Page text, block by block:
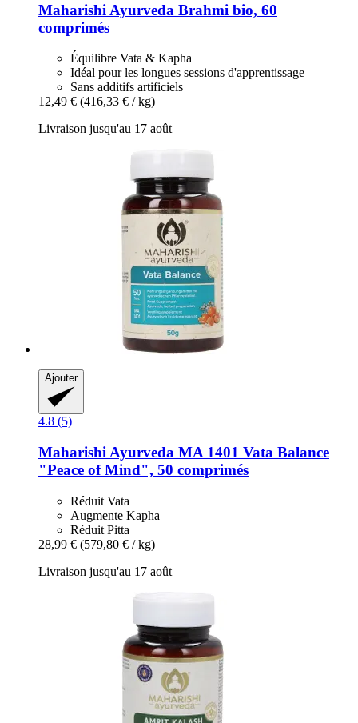
Maharishi Ayurveda Brahmi bio, 60
comprimés
Équilibre Vata & Kapha
Idéal pour les longues sessions d'apprentissage
Sans additifs artificiels
12,49 € (416,33 € / kg)
Livraison jusqu'au 17 août
Ajouter
4.8 (5)
Maharishi Ayurveda MA 1401 Vata Balance
"Peace of Mind", 50 comprimés
Réduit Vata
Augmente Kapha
Réduit Pitta
28,99 € (579,80 € / kg)
Livraison jusqu'au 17 août